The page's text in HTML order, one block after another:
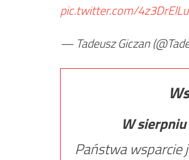
pic.twitter.com/
— Tadeusz Giczan
W
Państwa wsparcie